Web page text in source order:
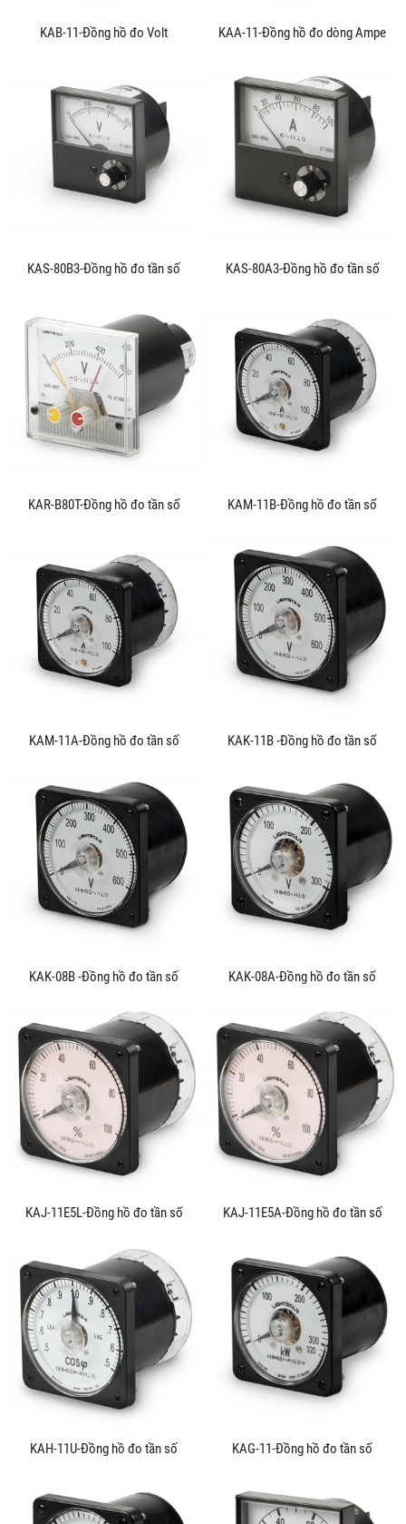
KAB-11-Đồng hồ đo Volt KAA-11-Đồng hồ đo dòng Ampe
KAS-80B3-Đồng hồ đo tần số KAS-80A3-Đồng hồ đo tần số
KAR-B80T-Đồng hồ đo tần số KAM-11B-Đồng hồ đo tần số
KAM-11A-Đồng hồ đo tần số KAK-11B -Đồng hồ đo tần số
KAK-08B -Đồng hồ đo tần số KAK-08A-Đồng hồ đo tần số
KAJ-11E5L-Đồng hồ đo tần số KAJ-11E5A-Đồng hồ đo tần số
KAH-11U-Đồng hồ đo tần số KAG-11-Đồng hồ đo tần số